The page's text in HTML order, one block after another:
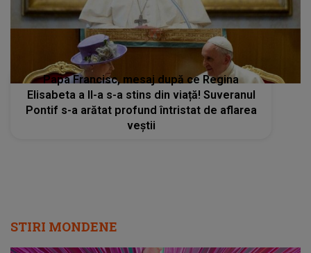
Papa Francisc, mesaj după ce Regina
Elisabeta a II-a s-a stins din viață! Suveranul
Pontif s-a arătat profund întristat de aflarea
veștii
STIRI MONDENE